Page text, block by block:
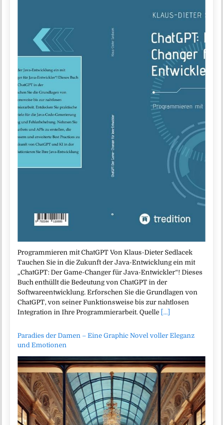
Programmieren mit ChatGPT Von Klaus-Dieter Sedlacek
Tauchen Sie in die Zukunft der Java-Entwicklung ein mit
„ChatGPT: Der Game-Changer für Java-Entwickler“! Dieses
Buch enthüllt die Bedeutung von ChatGPT in der
Softwareentwicklung. Erforschen Sie die Grundlagen von
ChatGPT, von seiner Funktionsweise bis zur nahtlosen
Integration in Ihre Programmierarbeit. Quelle [...]
Paradies der Damen – Eine Graphic Novel voller Eleganz
und Emotionen